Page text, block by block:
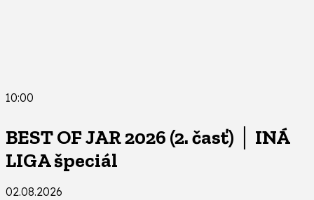
10:00
BEST OF JAR 2026 (2. časť) │ INÁ
LIGA špeciál
02.08.2026